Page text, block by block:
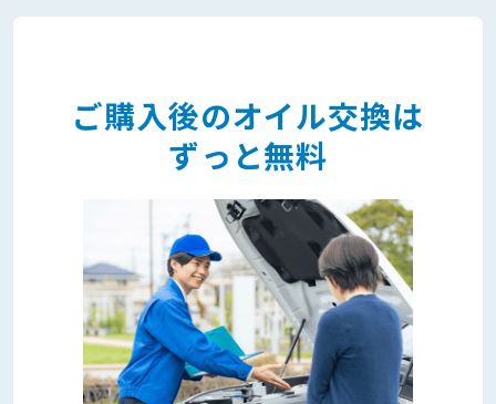
ご購入後のオイル交換は
ずっと無料